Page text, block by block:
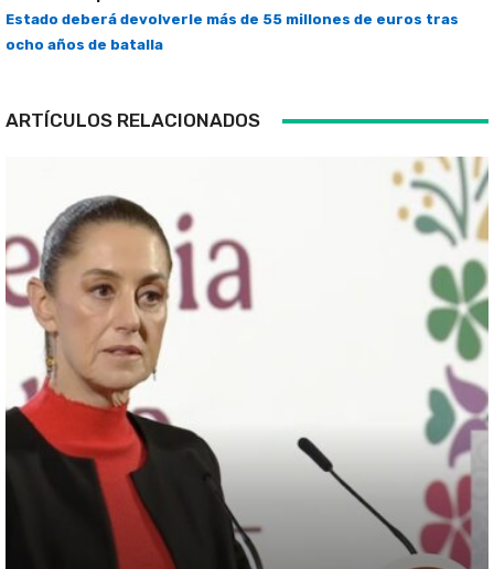
Estado deberá devolverle más de 55 millones de euros tras
ocho años de batalla
ARTÍCULOS RELACIONADOS